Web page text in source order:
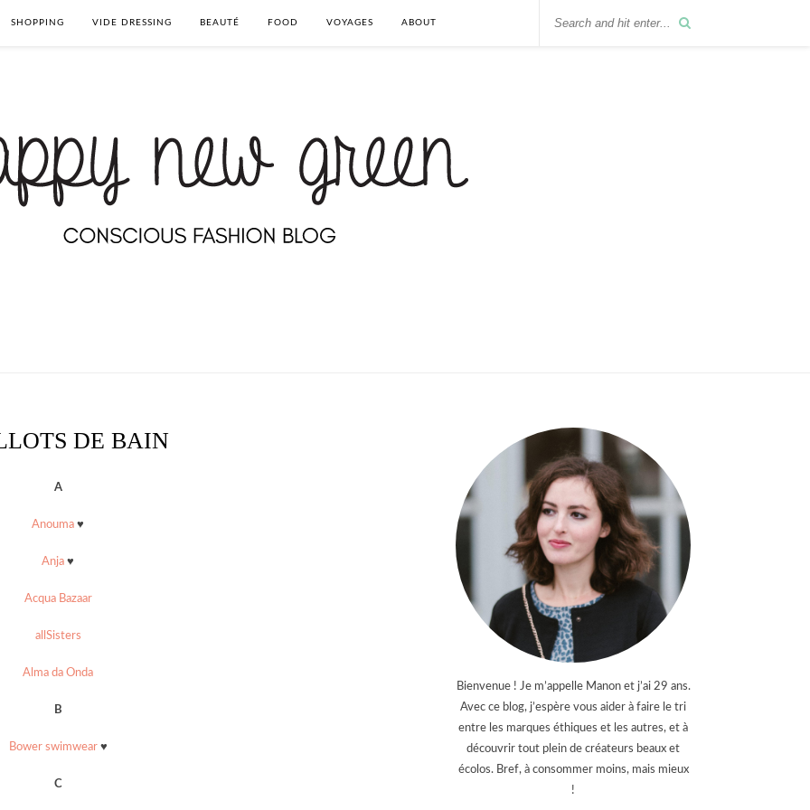
SHOPPING VIDE DRESSING BEAUTÉ FOOD VOYAGES ABOUT
DE BAIN
A
Anouma ♥
Anja ♥
Acqua Bazaar
allSisters
Alma da Onda
B
Bower swimwear♥
C
Bienvenue ! Je m’appelle Manon et j’ai 29 ans.
Avec ce blog, j’espère vous aider à faire le tri
entre les marques éthiques et les autres, et à
découvrir tout plein de créateurs beaux et
écolos. Bref, à consommer moins, mais mieux
!